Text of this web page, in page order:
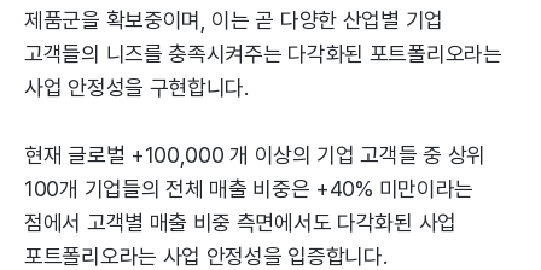
제품군을 확보중이며, 이는 곧 다양한 산업별 기업
고객들의 니즈를 충족시켜주는 다각화된 포트폴리오라는
사업 안정성을 구현합니다.
현재 글로벌 +100,000 개 이상의 기업 고객들 중 상위
100개 기업들의 전체 매출 비중은 +40% 미만이라는
점에서 고객별 매출 비중 측면에서도 다각화된 사업
포트폴리오라는 사업 안정성을 입증합니다.